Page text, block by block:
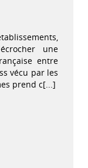
une
entre
vécu par les
prend c[...]